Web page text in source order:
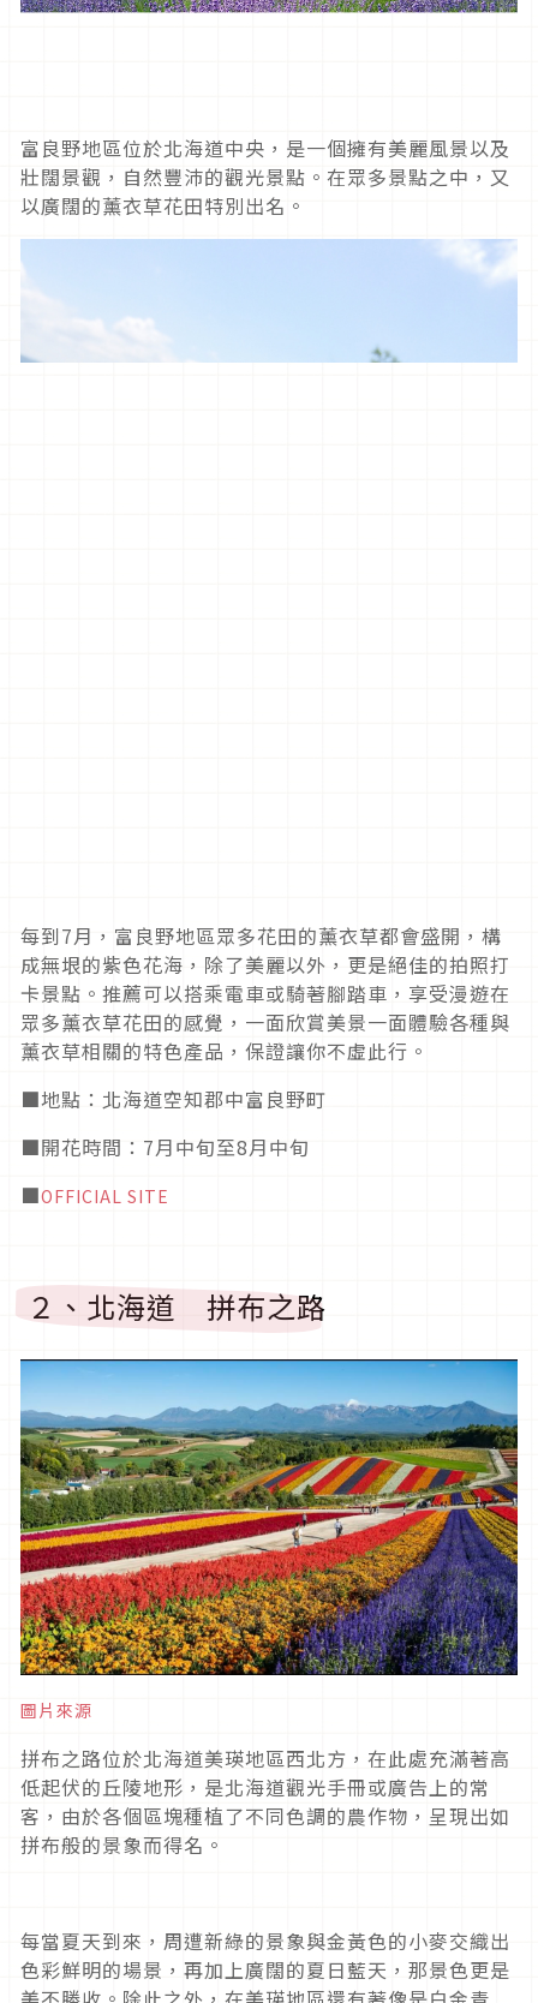
富良野地區位於北海道中央，是一個擁有美麗風景以及
壯闊景觀，自然豐沛的觀光景點。在眾多景點之中，又
以廣闊的薰衣草花田特別出名。
每到7月，富良野地區眾多花田的薰衣草都會盛開，構
成無垠的紫色花海，除了美麗以外，更是絕佳的拍照打
卡景點。推薦可以搭乘電車或騎著腳踏車，享受漫遊在
眾多薰衣草花田的感覺，一面欣賞美景一面體驗各種與
薰衣草相關的特色產品，保證讓你不虛此行。
■地點：北海道空知郡中富良野町
■開花時間：7月中旬至8月中旬
■OFFICIAL SITE
２、北海道 拼布之路
圖片來源
拼布之路位於北海道美瑛地區西北方，在此處充滿著高
低起伏的丘陵地形，是北海道觀光手冊或廣告上的常
客，由於各個區塊種植了不同色調的農作物，呈現出如
拼布般的景象而得名。
每當夏天到來，周遭新綠的景象與金黃色的小麥交織出
色彩鮮明的場景，再加上廣闊的夏日藍天，那景色更是